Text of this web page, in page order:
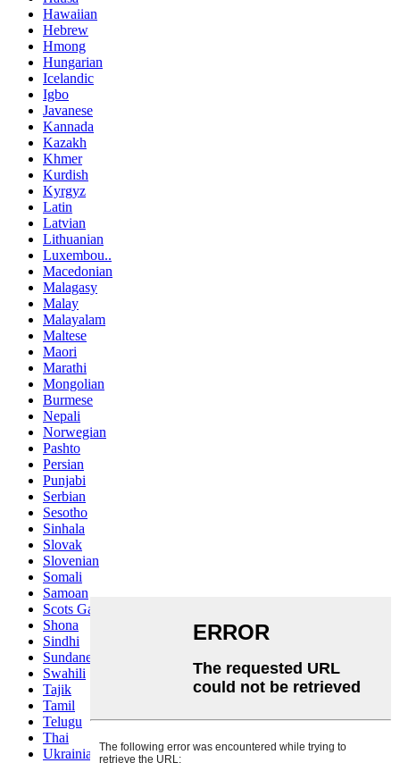
Hawaiian
Hebrew
Hmong
Hungarian
Icelandic
Igbo
Javanese
Kannada
Kazakh
Khmer
Kurdish
Kyrgyz
Latin
Latvian
Lithuanian
Luxembou..
Macedonian
Malagasy
Malay
Malayalam
Maltese
Maori
Marathi
Mongolian
Burmese
Nepali
Norwegian
Pashto
Persian
Punjabi
Serbian
Sesotho
Sinhala
Slovak
Slovenian
Somali
Samoan
Scots Gaelic
Shona
Sindhi
Sundanese
Swahili
Tajik
Tamil
Telugu
Thai
Ukrainian